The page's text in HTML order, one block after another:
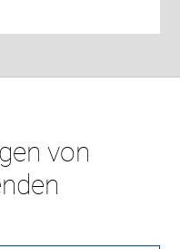
von